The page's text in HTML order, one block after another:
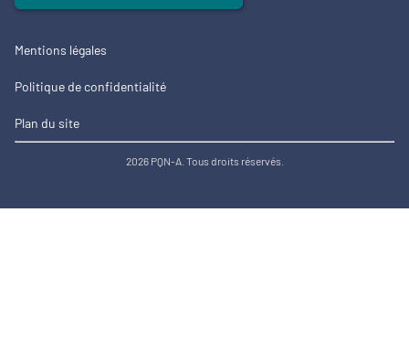
Mentions légales
Politique de confidentialité
Plan du site
2026 PQN-A. Tous droits réservés.